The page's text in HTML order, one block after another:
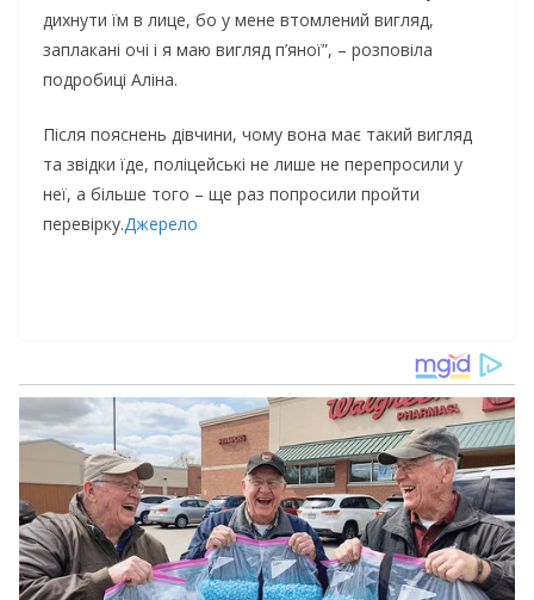
дихнути їм в лице, бо у мене втомлений вигляд,
заплакані очі і я маю вигляд п’яної”, – розповіла
подробиці Аліна.
Після пояснень дівчини, чому вона має такий вигляд
та звідки їде, поліцейські не лише не перепросили у
неї, а більше того – ще раз попросили пройти
перевірку.Джерело